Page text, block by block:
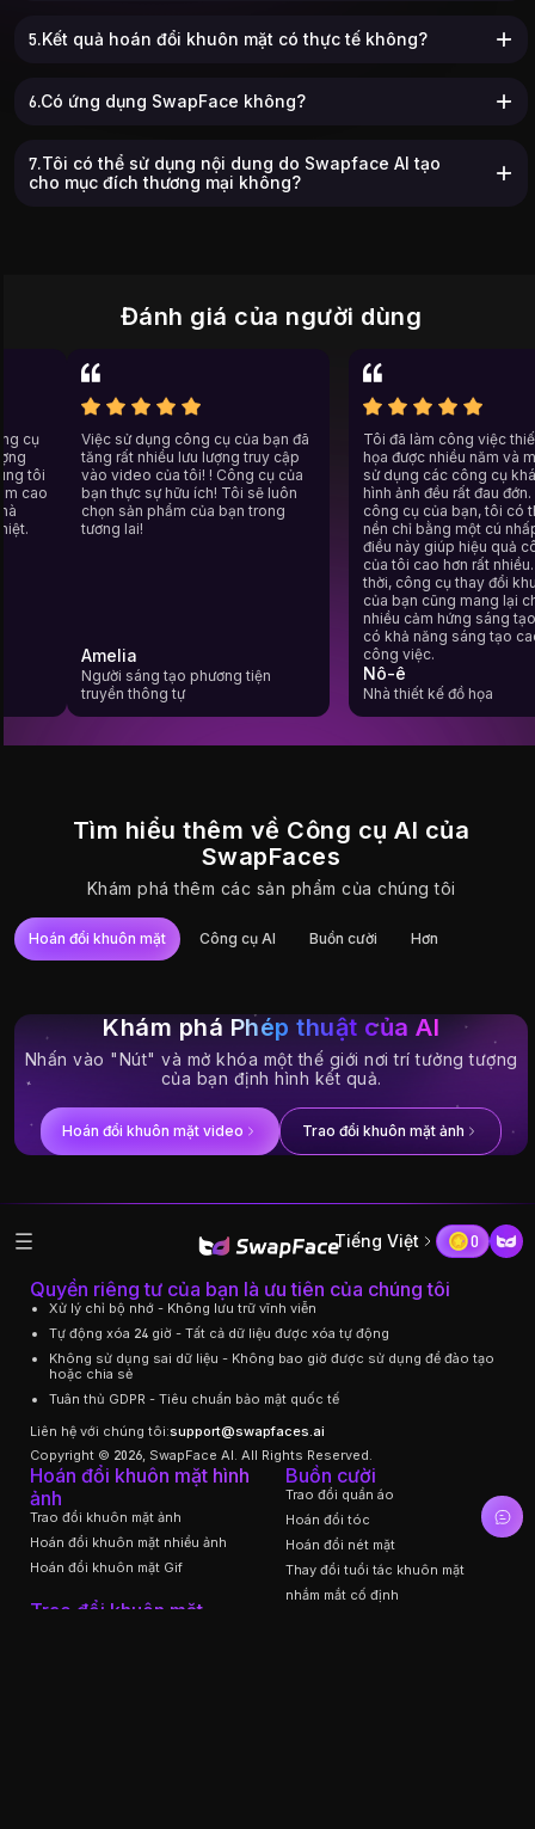
5.Kết quả hoán đổi khuôn mặt có thực tế không?
6.Có ứng dụng SwapFace không?
7.Tôi có thể sử dụng nội dung do Swapface AI tạo
cho mục đích thương mại không?
Đánh giá của người dùng
cụ
tôi
tầm cao
nhà
nhiệt.
Việc sử dụng công cụ của bạn đã
tăng rất nhiều lưu lượng truy cập
vào video của tôi! ! Công cụ của
bạn thực sự hữu ích! Tôi sẽ luôn
chọn sản phẩm của bạn trong
tương lai!
Amelia
Người sáng tạo phương tiện
truyền thông tự
Tôi đã làm công việc
họa được nhiều năm
sử dụng các công cụ
hình ảnh đều rất đau
công cụ của bạn, tôi
nền chỉ bằng một cú
điều này giúp hiệu
của tôi cao hơn rất
thời, công cụ thay
của bạn cũng mang
nhiều cảm hứng
có khả năng sáng
công việc.
Nô-ê
Nhà thiết kế đồ họa
Tìm hiểu thêm về Công cụ AI của
SwapFaces
Khám phá thêm các sản phẩm của chúng tôi
Hoán đổi khuôn mặt Công cụ AI Buồn cười Hơn
Try It
Try It
hạn
Khám phá Phép thuật của AI
Nhấn vào "Nút" và mở khóa một thế giới nơi trí tưởng tượng
của bạn định hình kết quả.
Hoán đổi khuôn mặt video Trao đổi khuôn mặt ảnh
Tiếng Việt 0
Quyền riêng tư của bạn là ưu tiên của chúng tôi
Xử lý chỉ bộ nhớ - Không lưu trữ vĩnh viễn
Tự động xóa 24 giờ - Tất cả dữ liệu được xóa tự động
Không sử dụng sai dữ liệu - Không bao giờ được sử dụng để đào tạo
hoặc chia sẻ
Tuân thủ GDPR - Tiêu chuẩn bảo mật quốc tế
Liên hệ với chúng tôi:support@swapfaces.ai
Copyright © 2026, SwapFace AI. All Rights Reserved.
Hoán đổi khuôn mặt hình
ảnh
Trao đổi khuôn mặt ảnh
Hoán đổi khuôn mặt nhiều ảnh
Hoán đổi khuôn mặt Gif
Trao đổi khuôn mặt
Buồn cười
Trao đổi quần áo
Hoán đổi tóc
Hoán đổi nét mặt
Thay đổi tuổi tác khuôn mặt
nhắm mắt cố định